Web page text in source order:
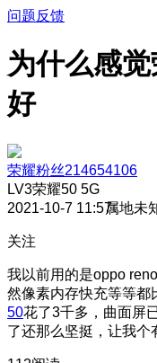
问题反馈
为什么感
好
荣耀粉丝214654106
LV3荣耀50 5G
2021-10-7 11:57属地未
关注
我以前用的是oppo
然像素内存快充等等都
50花了3千多，曲面屏
了还那么坚挺，让我个